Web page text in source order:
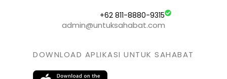
+62 811-8880-9315
admin@untuksahabat.com
DOWNLOAD APLIKASI UNTUK SAHABAT